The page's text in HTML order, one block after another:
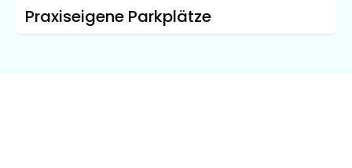
Praxiseigene Parkplätze